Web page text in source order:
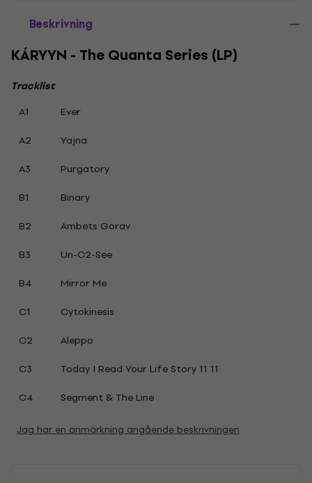
Beskrivning
KÁRYYN - The Quanta Series (LP)
Tracklist
A1
Ever
A2
Yajna
A3
Purgatory
B1
Binary
B2
Ambets Gorav
B3
Un-C2-See
B4
Mirror Me
C1
Cytokinesis
C2
Aleppo
C3
Today I Read Your Life Story 11 11
C4
Segment & The Line
Jag har en anmärkning angående beskrivningen